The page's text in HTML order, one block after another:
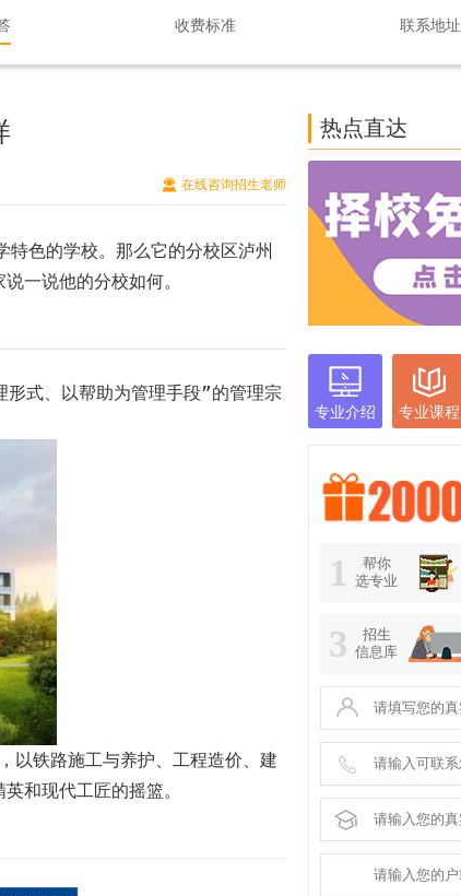
收费标准 联系地址
热点直达
专业介绍 专业课程
1
帮你
选专业
3
招生
信息库
在线咨询招生老师
色的学校。那么它的分校区泸州
一说他的分校如何。
式、以帮助为管理手段”的管理宗
以铁路施工与养护、工程造价、建
和现代工匠的摇篮。